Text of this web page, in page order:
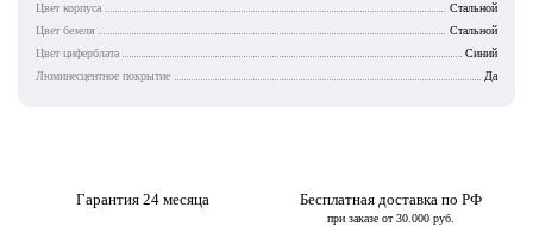
Цвет корпуса
Стальной
Цвет безеля
Стальной
Цвет циферблата
Синий
Люминесцентное покрытие
Да
Гарантия 24 месяца Бесплатная доставка по РФ
при заказе от 30.000 руб.